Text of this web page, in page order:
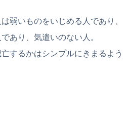
弱いものをいじめる人であり、
あり、気遣いのない人。
するかはシンプルにきまるよう